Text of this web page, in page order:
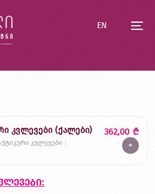
EN
კვლევები (ქალები)
კვლევები
362,00 ₾
+